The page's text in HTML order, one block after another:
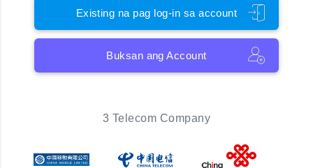
Existing na pag log-in sa account
Buksan ang Account
3 Telecom Company